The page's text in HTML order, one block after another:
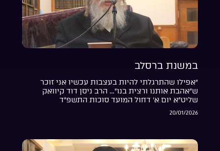
במשנת ברסלב
“אפילו שהתרגלתי להיות בעצבות עכשיו אני זוכר
ש”אהבת אותנו ורצית בנו”… הרב ניסן דוד קיוואק
שליט”א יום א’ דחול המועד סוכות התשפ”ד
20/01/2026